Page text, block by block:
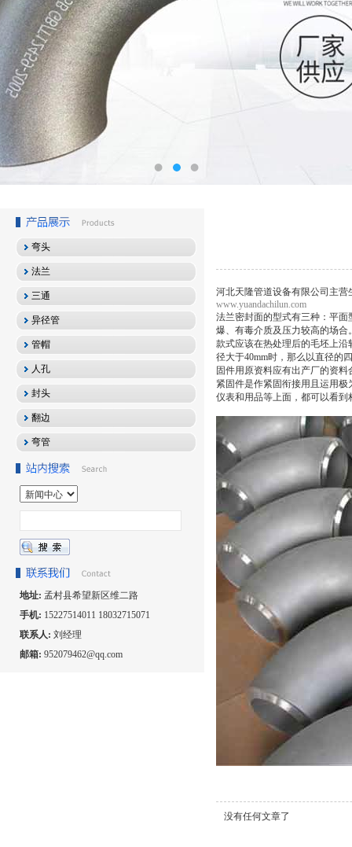
弯头
法兰
三通
异径管
管帽
人孔
封头
翻边
弯管
地址: 孟村县希望新区维二路
手机: 15227514011 18032715071
联系人: 刘经理
邮箱: 952079462@qq.com
河北天隆管道设备有限公司主营
www.yuandachilun.com
法兰密封面的型式有三种：平
爆、有毒介质及压力较高的场
款式应该在热处理后的毛坯上
径大于40mm时，那么以直径的
固件用原资料应有出产厂的资料
紧固件是作紧固衔接用且运用
仪表和用品等上面，都可以看
没有任何文章了